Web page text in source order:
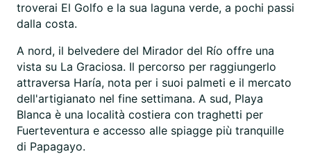
troverai El Golfo e la sua laguna verde, a pochi passi
dalla costa.
A nord, il belvedere del Mirador del Río offre una
vista su La Graciosa. Il percorso per raggiungerlo
attraversa Haría, nota per i suoi palmeti e il mercato
dell'artigianato nel fine settimana. A sud, Playa
Blanca è una località costiera con traghetti per
Fuerteventura e accesso alle spiagge più tranquille
di Papagayo.